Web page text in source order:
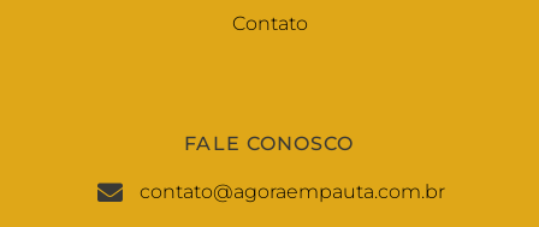
Contato
FALE CONOSCO
contato@agoraempauta.com.br